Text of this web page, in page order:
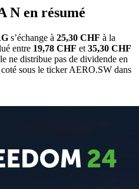
N en résumé
s’échange à 25,30 CHF à la
entre 19,78 CHF et 35,30 CHF
ne distribue pas de dividende en
sous le tickerAERO.SW dans